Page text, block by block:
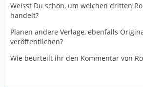
Weisst Du schon, um welchen dritten
handelt?
Planen andere Verlage, ebenfalls
veröffentlichen?
Wie beurteilt ihr den Kommentar von